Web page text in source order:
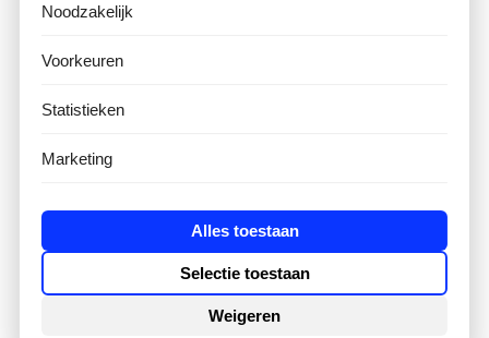
Persoonsgegevens worden niet langer bewaard dan
verzameld. Gegevens die onderdeel uitmaken van de
bewaarplicht minimaal zeven jaar bewaard. Overige
langer nodig zijn.
Cookies
Indien de website van Van der Lede installatietechniek
gebruikmaakt van cookies, betreft dit uitsluitend
functionele en analytische cookies die geen inbreuk
maken op de privacy van bezoekers. Deze cookies
Noodzakelijk
Voorkeuren
Statistieken
Marketing
Alles toestaan
Selectie toestaan
Weigeren